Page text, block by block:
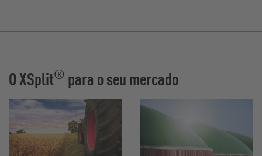
O XSplit® para o seu mercado